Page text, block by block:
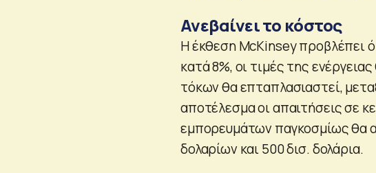
Ανεβαίνει το κόστος
Η έκθεση McKinsey προβλέπει
κατά 8%, οι τιμές της
τόκων θα επταπλασιαστεί,
αποτέλεσμα οι απαιτήσεις σε
εμπορευμάτων παγκοσμίως θα
δολαρίων και 500 δισ. δολάρια.